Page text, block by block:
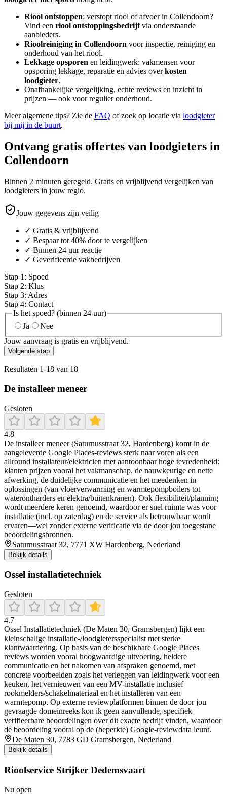
Riool ontstoppen: verstopt riool of afvoer in Collendoorn?
Vind een riool ontstoppingsbedrijfvia onderstaande
aanbieders.
Rioolreiniging in Collendoorn voor inspectie, reiniging en
onderhoud van het riool.
Lekkage opsporen en leidingwerk: vakmensen voor
opsporing lekkage, reparatie en advies overkosten
loodgieter.
Onafhankelijke vergelijking, echte reviews en inzicht in
prijzen — ook voor regulier onderhoud.
Meer algemene tips? Zie de FAQ of zoek op locatie via loodgieter
bij mij in de buurt.
Ontvang gratis offertes van loodgieters in
Collendoorn
Binnen 2 minuten geregeld. Gratis en vrijblijvend vergelijken van
loodgieters in jouw regio.
Jouw gegevens zijn veilig
✓ Gratis & vrijblijvend
✓ Bespaar tot 40% door te vergelijken
✓ Binnen 24 uur reactie
✓ Geverifieerde vakbedrijven
Stap 1 : Spoed
Stap 2: Klus
Stap 3: Adres
Stap 4: Contact
Is het spoed? (binnen 24 uur)
Ja
Nee
Jouw aanvraag is gratis en vrijblijvend.
Volgende stap
Resultaten 1-18 van 18
De installeer meneer
Gesloten
4.8
De installeer meneer (Saturnusstraat 32, Hardenberg) komt in de
aangeleverde Google Places-reviews sterk naar voren als een
allround installateur/elektricien met aantoonbaar hoge tevredenheid:
klanten prijzen vooral het vakmanschap, de nauwkeurige en nette
afwerking, de duidelijke communicatie en het meedenken in
oplossingen (van vloerverwarming en warmtepompboilers tot
waterontharders en elektra/buitenkranen). Ook flexibiliteit/planning
wordt meerdere keren genoemd, waardoor er snel ruimte was voor
installatie (incl. op zaterdag) en de service als betrouwbaar wordt
ervaren—wel zonder externe verificatie via de door jou toegestane
beoordelingsbronnen.
Saturnusstraat 32, 7771 XW Hardenberg, Nederland
Bekijk details
Ossel installatietechniek
Gesloten
4.7
Ossel Installatietechniek (De Maten 30, Gramsbergen) lijkt een
kleinschalige installatie-/loodgietersspecialist met sterke
klantwaardering. Op basis van de beschikbare Google Places
reviews worden vooral hoogwaardige uitvoering, heldere
communicatie en het nakomen van afspraken genoemd, met
concrete voorbeelden zoals het verleggen van leidingwerk voor een
keuken, het vernieuwen van een MV-installatie inclusief
rookmelders/schakelmateriaal en het installeren van een
warmtepomp. Op externe reviewplatformen binnen de door jou
gevraagde domeinreeks kon ik geen aanvullende, specifiek
verifieerbare beoordelingen over dit exacte bedrijf vinden, waardoor
de beoordeling vooral op de (beperkte) Google-reviewdata leunt.
De Maten 30, 7783 GD Gramsbergen, Nederland
Bekijk details
Rioolservice Strijker Dedemsvaart
Nu open